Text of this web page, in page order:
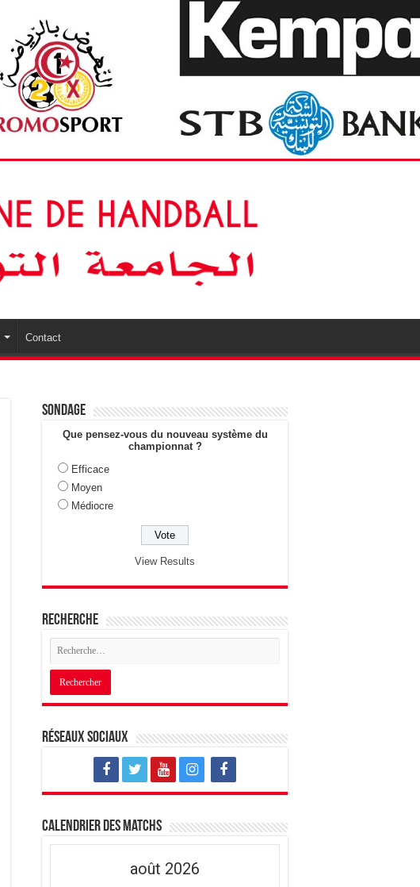
Contact
Sondage
Que pensez-vous du nouveau système du
championnat ?
Efficace
Moyen
Médiocre
View Results
Recherche
Réseaux sociaux
Calendrier des matchs
août 2026